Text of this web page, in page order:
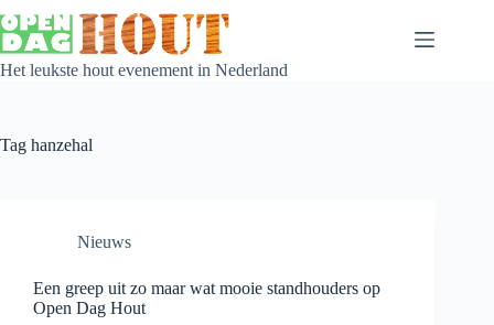
Het leukste hout evenement in Nederland
Tag hanzehal
Nieuws
Een greep uit zo maar wat mooie standhouders op
Open Dag Hout